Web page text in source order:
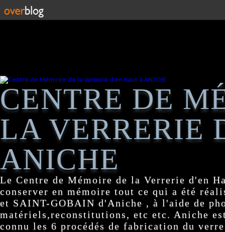
CENTRE DE
LA VERRERIE
ANICHE
Le Centre de Mémoire de la Verrerie d'en
conserver en mémoire tout ce qui a été
et SAINT-GOBAIN d'Aniche , à l'aide de
matériels,reconstitutions, etc etc. Aniche
connu les 6 procédés de fabrication du